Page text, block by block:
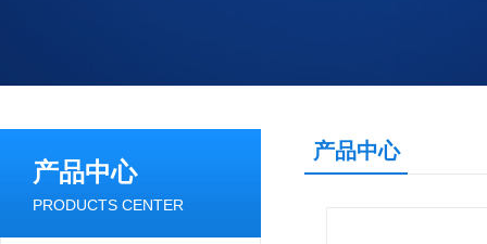
产品中心
PRODUCTS CENTER
产品中心